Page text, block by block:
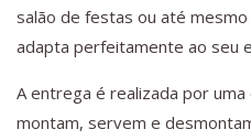
salão de festas ou até mesmo
adapta perfeitamente ao seu
A entrega é realizada por
montam, servem e